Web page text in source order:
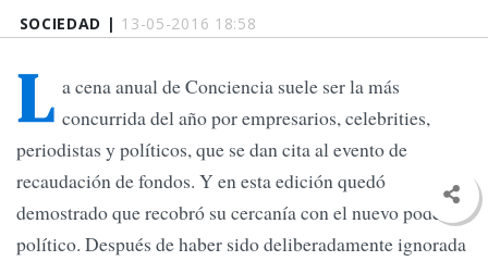
SOCIEDAD | 13-05-2016 18:58
L a cena anual de Conciencia suele ser la más
concurrida del año por empresarios, celebrities,
periodistas y políticos, que se dan cita al evento de
recaudación de fondos. Y en esta edición quedó
demostrado que recobró su cercanía con el nuevo poder
político. Después de haber sido deliberadamente ignorada